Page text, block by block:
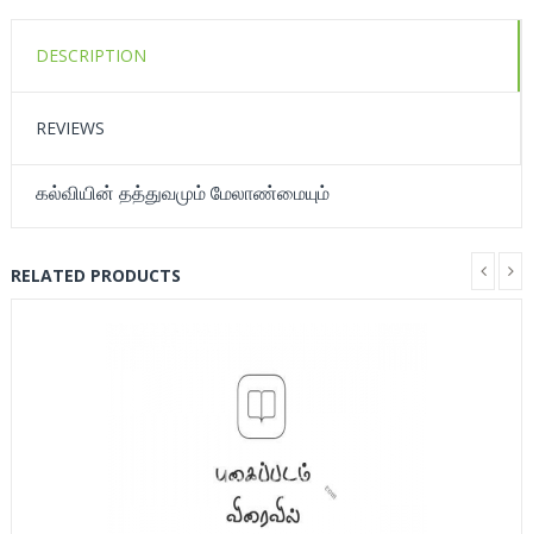
DESCRIPTION
REVIEWS
கல்வியின் தத்துவமும் மேலாண்மையும்
RELATED PRODUCTS